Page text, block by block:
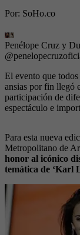
Por: SoHo.co
Penélope Cruz y
El evento que todos
ansias por fin llegó
participación de
espectáculo e
Para esta nueva
Metropolitano de
honor al icónico
temática de ‘Karl